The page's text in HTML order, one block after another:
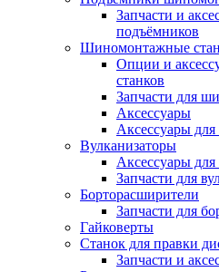
Запчасти и
подъёмников
Шиномонтажные
Опции и
станков
Запчасти для
Аксессуары
Аксессуары
Вулканизаторы
Аксессуары для
Запчасти для
Борторасширители
Запчасти для
Гайковерты
Станок для правки
Запчасти и